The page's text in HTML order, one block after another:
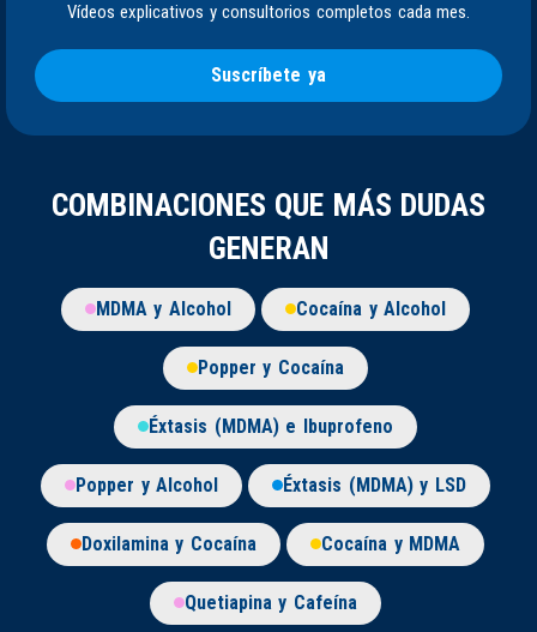
Vídeos explicativos y consultorios completos cada mes.
Suscríbete ya
COMBINACIONES QUE MÁS DUDAS
GENERAN
MDMA y Alcohol Cocaína y Alcohol
Popper y Cocaína
Éxtasis (MDMA) e Ibuprofeno
Popper y Alcohol Éxtasis (MDMA) y LSD
Doxilamina y Cocaína Cocaína y MDMA
Quetiapina y Cafeína